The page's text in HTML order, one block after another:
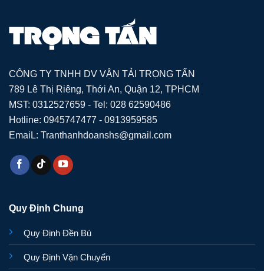
CÔNG TY TNHH DV VẬN TẢI TRỌNG TẤN
789 Lê Thị Riêng, Thới An, Quận 12, TPHCM
MST: 0312527659 - Tel: 028 62590486
Hotline: 0945747477 - 0913959585
EmaiL: Tranthanhdoanshs@gmail.com
Quy Định Chung
Quy Định Đền Bù
Quy Định Vận Chuyển